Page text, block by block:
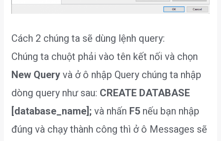
Cách 2 chúng ta sẽ dùng lệnh query:
Chúng ta chuột phải vào tên kết nối và chọn
New Query và ở ô nhập Query chúng ta nhập
dòng query như sau: CREATE DATABASE
[database_name]; và nhấn F5 nếu bạn nhập
đúng và chạy thành công thì ở ô Messages sẽ